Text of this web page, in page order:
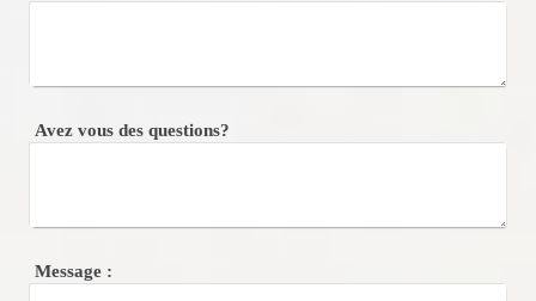
Avez vous des questions?
Message :